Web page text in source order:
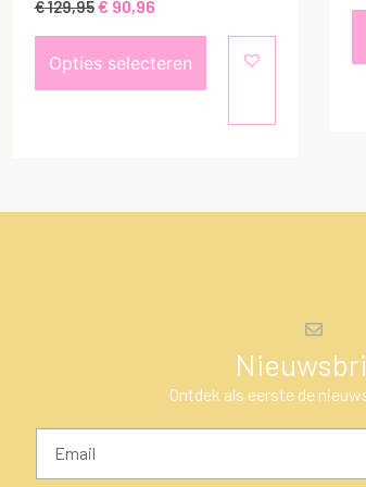
€129,95€ 90,96
Opties selecteren
Ontdek als eerste de